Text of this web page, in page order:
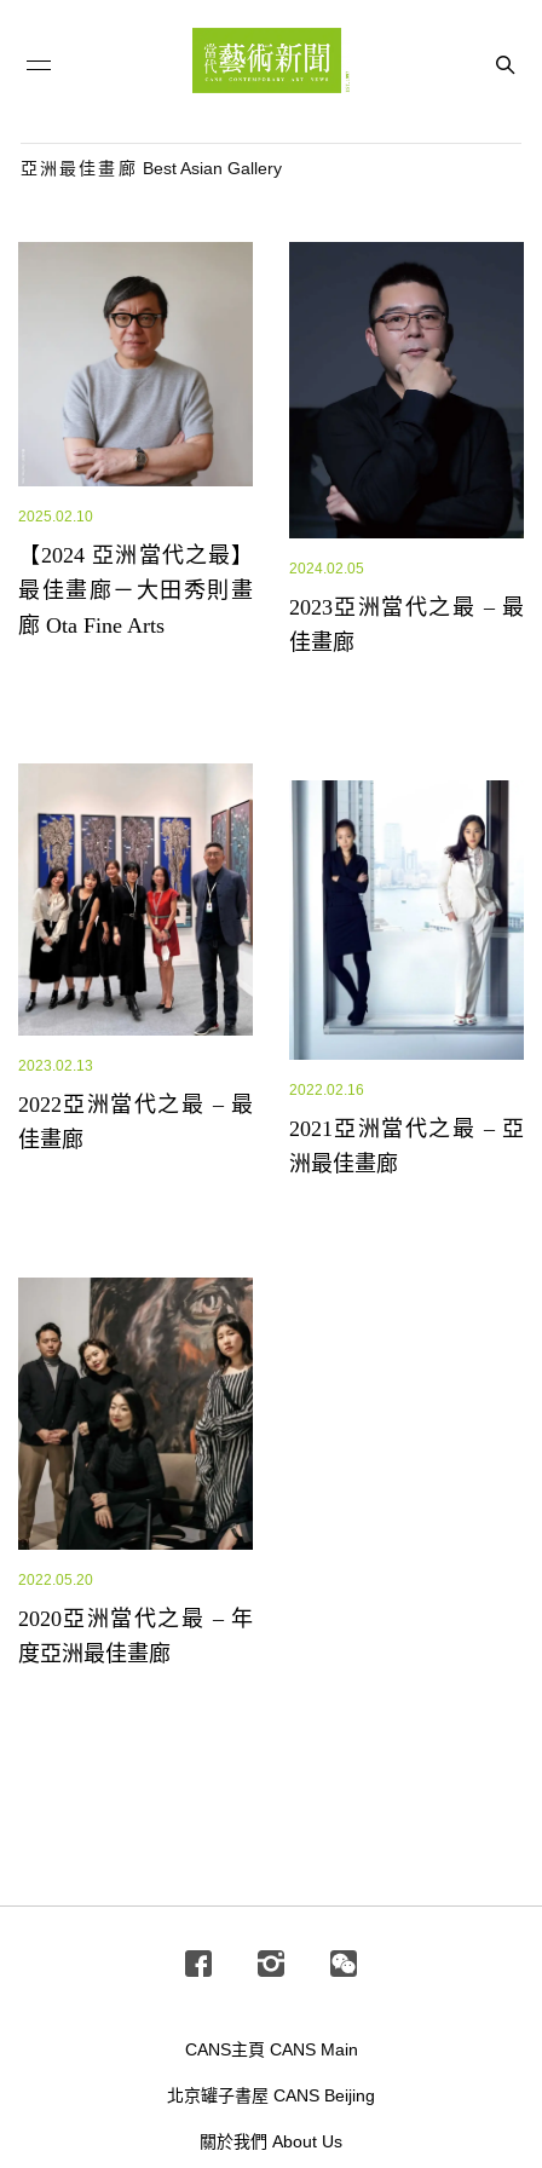
亞洲最佳畫廊 Best Asian Gallery
2025.02.10
【2024 亞洲當代之最】
最佳畫廊－大田秀則畫
廊 Ota Fine Arts
2024.02.05
2023亞洲當代之最 – 最
佳畫廊
2023.02.13
2022亞洲當代之最 – 最
佳畫廊
2022.02.16
2021亞洲當代之最 – 亞
洲最佳畫廊
2022.05.20
2020亞洲當代之最 – 年
度亞洲最佳畫廊
Facebook Instagram
關於我們 About Us
CANS主頁 CANS Main
北京罐子書屋 CANS Beijing